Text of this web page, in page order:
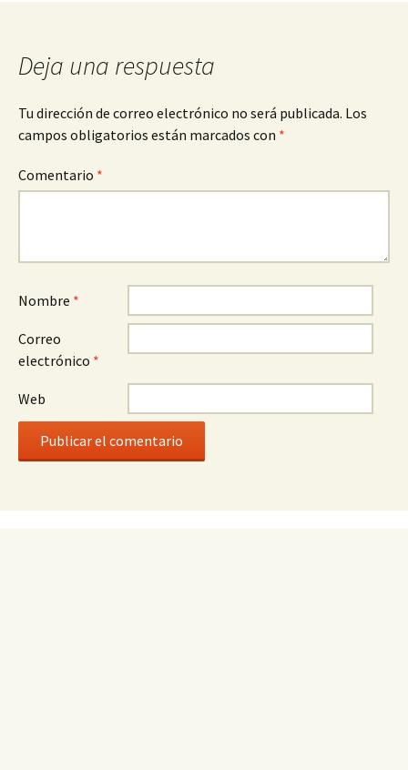
entradas
Deja una respuesta
Tu dirección de correo electrónico no será publicada. Los
campos obligatorios están marcados con *
Comentario *
Nombre *
Correo
electrónico *
Web